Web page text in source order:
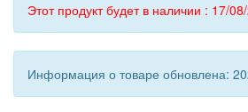
Этот продукт будет в наличии : 17/
Информация о товаре обновлена: